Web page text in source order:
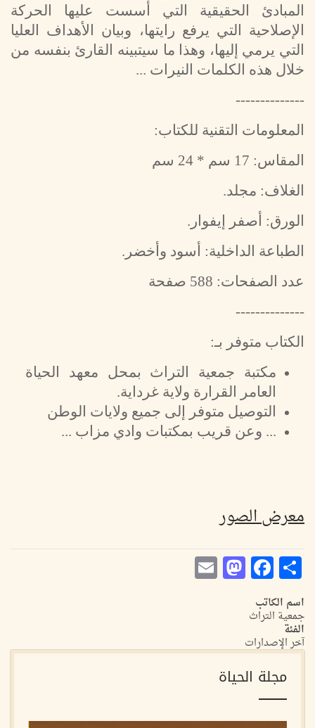
المبادئ الحقيقية التي أسست عليها الحركة
الإصلاحية التي يرفع رايتها، وبيان الأهداف العليا
التي يرمي إليها، وهذا ما سيتبينه القارئ بنفسه من
خلال هذه الكلمات النيرات ...
--------------
المعلومات التقنية للكتاب:
المقاس: 17 سم * 24 سم
الغلاف: مجلد.
الورق: أصفر إيفوار.
الطباعة الداخلية: أسود وأخضر.
عدد الصفحات: 588 صفحة
--------------
الكتاب متوفر بـ:
مكتبة جمعية التراث بمحل معهد الحياة
العامر القرارة ولاية غرداية.
التوصيل متوفر إلى جميع ولايات الوطن
... وعن قريب بمكتبات وادي مزاب ...
معرض الصور
Share
Facebook
Mastodon
اسم الكاتب
جمعية التراث
الفئة
آخر الإصدارات
مجلة الحياة